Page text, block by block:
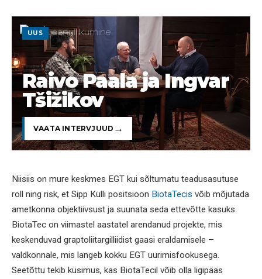
UUS
Raivo Paala ja Ingvar
Tšižikov
VAATA INTERVJUUD
Niisiis on mure keskmes EGT kui sõltumatu teadusasutuse
roll ning risk, et Sipp Kulli positsioon BiotaTecis võib mõjutada
ametkonna objektiivsust ja suunata seda ettevõtte kasuks.
BiotaTec on viimastel aastatel arendanud projekte, mis
keskenduvad graptoliitargilliidist gaasi eraldamisele –
valdkonnale, mis langeb kokku EGT uurimisfookusega.
Seetõttu tekib küsimus, kas BiotaTecil võib olla ligipääs